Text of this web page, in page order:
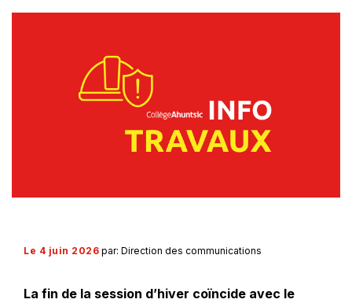
Le 4 juin 2026 par: Direction des communications
La fin de la session d’hiver coïncide avec le